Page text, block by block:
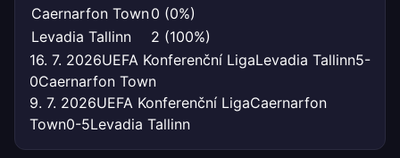
Caernarfon Town0 (0%)
Levadia Tallinn
2 (100%)
16. 7. 2026UEFA Konferenční LigaLevadia Tallinn5-
0Caernarfon Town
9. 7. 2026UEFA Konferenční LigaCaernarfon
Town0-5Levadia Tallinn